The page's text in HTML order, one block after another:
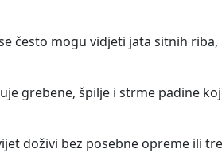
često mogu vidjeti jata sitnih
grebene, špilje i strme padine
doživi bez posebne opreme ili